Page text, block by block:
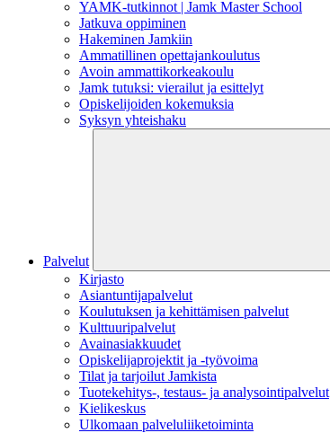
YAMK-tutkinnot | Jamk Master School
Jatkuva oppiminen
Hakeminen Jamkiin
Ammatillinen opettajankoulutus
Avoin ammattikorkeakoulu
Jamk tutuksi: vierailut ja esittelyt
Opiskelijoiden kokemuksia
Syksyn yhteishaku
Palvelut
Kirjasto
Asiantuntijapalvelut
Koulutuksen ja kehittämisen palvelut
Kulttuuripalvelut
Avainasiakkuudet
Opiskelijaprojektit​ ja -työvoima
Tilat ja tarjoilut Jamkista
Tuotekehitys-, testaus- ja analysointipalvelut
Kielikeskus
Ulkomaan palveluliiketoiminta